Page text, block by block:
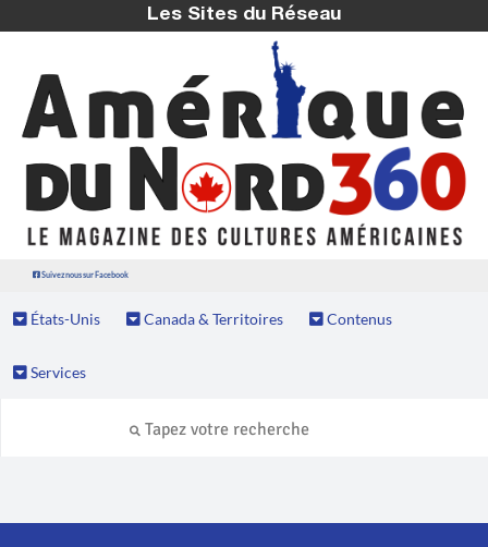
Les Sites du Réseau
Suivez nous sur Facebook
États-Unis Canada & Territoires Contenus
Services